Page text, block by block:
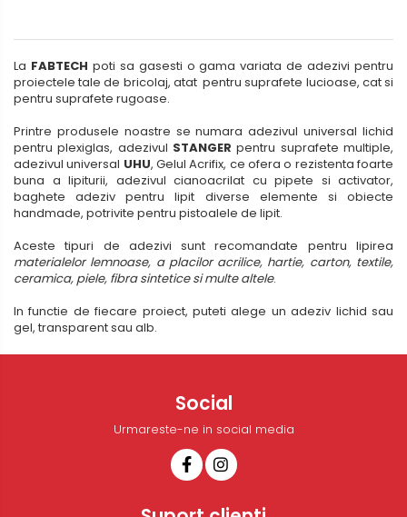
La FABTECH poti sa gasesti o gama variata de adezivi pentru
proiectele tale de bricolaj, atat pentru suprafete lucioase, cat si
pentru suprafete rugoase.
Printre produsele noastre se numara adezivul universal lichid
pentru plexiglas, adezivul STANGER pentru suprafete multiple,
adezivul universal UHU, Gelul Acrifix, ce ofera o rezistenta foarte
buna a lipiturii, adezivul cianoacrilat cu pipete si activator,
baghete adeziv pentru lipit diverse elemente si obiecte
handmade, potrivite pentru pistoalele de lipit.
Aceste tipuri de adezivi sunt recomandate pentru lipirea
materialelor lemnoase, a placilor acrilice, hartie, carton, textile,
ceramica, piele, fibra sintetice si multe altele.
In functie de fiecare proiect, puteti alege un adeziv lichid sau
gel, transparent sau alb.
Social
Urmareste-ne in social media